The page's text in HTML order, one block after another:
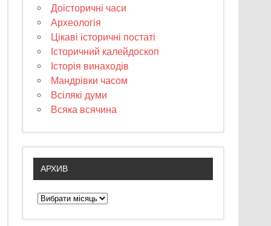
Доісторичні часи
Археологія
Цікаві історичні постаті
Історичний калейдоскоп
Історія винаходів
Мандрівки часом
Всілякі думи
Всяка всячина
АРХИВ
А
р
х